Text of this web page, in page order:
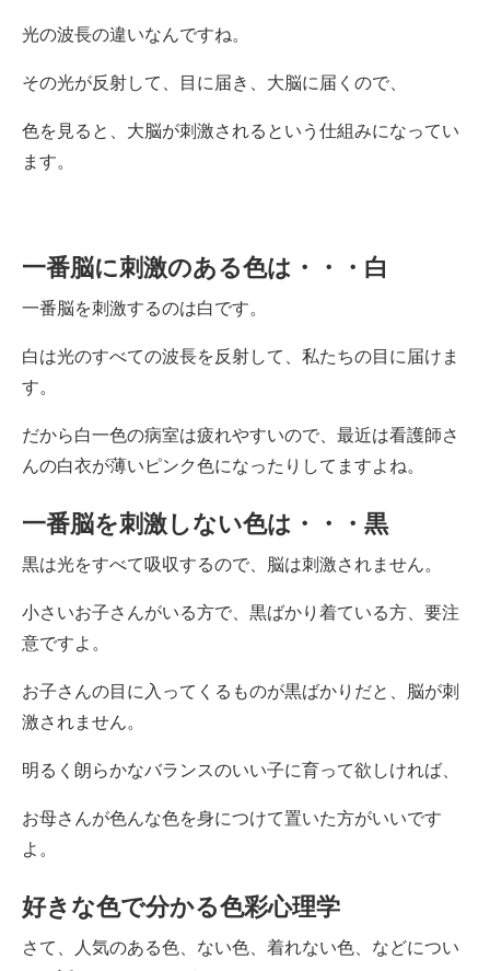
光の波長の違いなんですね。
その光が反射して、目に届き、大脳に届くので、
色を見ると、大脳が刺激されるという仕組みになってい
ます。
一番脳に刺激のある色は・・・白
一番脳を刺激するのは白です。
白は光のすべての波長を反射して、私たちの目に届けま
す。
だから白一色の病室は疲れやすいので、最近は看護師さ
んの白衣が薄いピンク色になったりしてますよね。
一番脳を刺激しない色は・・・黒
黒は光をすべて吸収するので、脳は刺激されません。
小さいお子さんがいる方で、黒ばかり着ている方、要注
意ですよ。
お子さんの目に入ってくるものが黒ばかりだと、脳が刺
激されません。
明るく朗らかなバランスのいい子に育って欲しければ、
お母さんが色んな色を身につけて置いた方がいいです
よ。
好きな色で分かる色彩心理学
さて、人気のある色、ない色、着れない色、などについ